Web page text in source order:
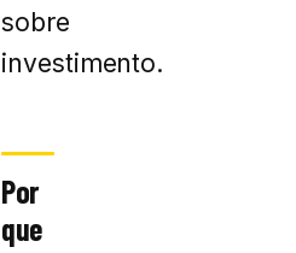
sobre
investimento.
Por
que